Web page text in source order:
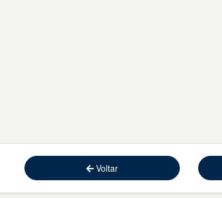
Voltar